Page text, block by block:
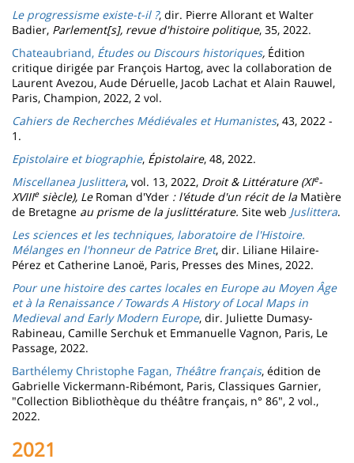
Le progressisme existe-t-il ?, dir. Pierre Allorant et Walter
Badier, Parlement[s], revue d'histoire politique, 35, 2022.
Chateaubriand, Études ou Discours historiques, Édition
critique dirigée par François Hartog, avec la collaboration de
Laurent Avezou, Aude Déruelle, Jacob Lachat et Alain Rauwel,
Paris, Champion, 2022, 2 vol.
Cahiers de Recherches Médiévales et Humanistes, 43, 2022 -
1.
Epistolaire et biographie, Épistolaire, 48, 2022.
Miscellanea Juslittera, vol. 13, 2022, Droit & Littérature (XIe-
XVIIIesiècle), Le Roman d'Yder : l'étude d'un récit de la Matière
de Bretagne au prisme de la juslittérature. Site web Juslittera.
Les sciences et les techniques, laboratoire de l'Histoire.
Mélanges en l'honneur de Patrice Bret, dir. Liliane Hilaire-
Pérez et Catherine Lanoë, Paris, Presses des Mines, 2022.
Pour une histoire des cartes locales en Europe au Moyen Âge
et à la Renaissance / Towards A History of Local Maps in
Medieval and Early Modern Europe, dir. Juliette Dumasy-
Rabineau, Camille Serchuk et Emmanuelle Vagnon, Paris, Le
Passage, 2022.
Barthélemy Christophe Fagan, Théâtre français, édition de
Gabrielle Vickermann-Ribémont, Paris, Classiques Garnier,
"Collection Bibliothèque du théâtre français, n° 86", 2 vol.,
2022.
2021